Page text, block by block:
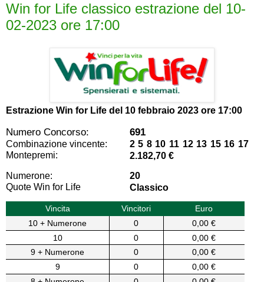
Win for Life classico estrazione del 10-
02-2023 ore 17:00
Estrazione Win for Life del 10 febbraio 2023 ore 17:00
Numero Concorso: 691
Combinazione vincente:
2 5 8 10 11 12 13 15 16 17
Montepremi:
2.182,70 €
Numerone:
20
Quote Win for Life
Classico
Vincita Vincitori
Euro
10 + Numerone
0
0,00 €
10
0
0,00 €
9 + Numerone
0
0,00 €
9
0
0,00 €